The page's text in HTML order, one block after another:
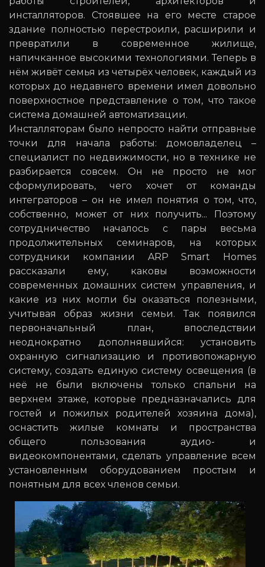
инсталляторов. Стоявшее на его месте старое
здание полностью перестроили, расширили и
превратили в современное жилище,
напичканное высокими технологиями. Теперь в
нём живёт семья из четырёх человек, каждый из
которых до недавнего времени имел довольно
поверхностное представление о том, что такое
система домашней автоматизации.
Инсталляторам было непросто найти отправные
точки для начала работы: домовладелец –
специалист по недвижимости, но в технике не
разбирается совсем. Он не просто не мог
сформулировать, чего хочет от команды
интеграторов – он не имел понятия о том, что,
собственно, может от них получить... Поэтому
сотрудничество началось с пары весьма
продолжительных семинаров, на которых
сотрудники компании ARP Smart Homes
рассказали ему, каковы возможности
современных домашних систем управления, и
какие из них могли бы оказаться полезными,
учитывая образ жизни семьи. Так появился
первоначальный план, впоследствии
неоднократно дополнявшийся: установить
охранную сигнализацию и противопожарную
систему, создать единую систему освещения (в
неё не были включены только спальни на
верхнем этаже, которые предназначались для
гостей и пожилых родителей хозяина дома),
оснастить жилые комнаты и пространства
общего пользования аудио- и
видеокомпонентами, сделать управление всем
установленным оборудованием простым и
понятным для всех членов семьи.